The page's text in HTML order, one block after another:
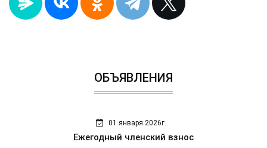
ОБЪЯВЛЕНИЯ
01 января 2026г.
Ежегодный членский взнос